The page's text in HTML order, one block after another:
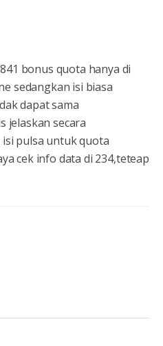
bonus quota hanya di
sedangkan isi biasa
dapat sama
jelaskan secara
pulsa untuk quota
cek info data di 234,teteap